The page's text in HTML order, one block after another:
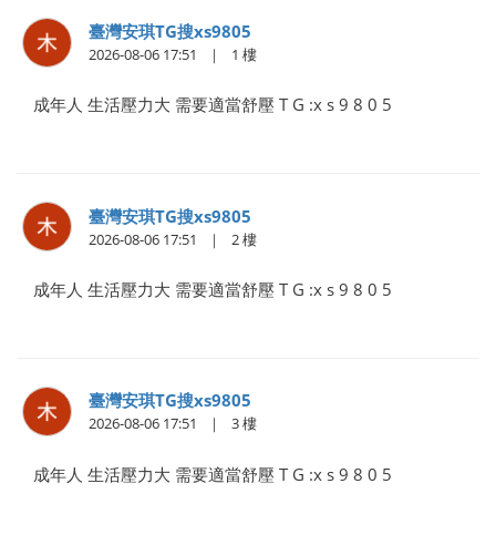
臺灣安琪TG搜xs9805
2026-08-06 17:51 1
成年人 生活壓力大 需要適當舒壓 T G :x s 9 8 0 5
臺灣安琪TG搜xs9805
2026-08-06 17:51 2
成年人 生活壓力大 需要適當舒壓 T G :x s 9 8 0 5
臺灣安琪TG搜xs9805
2026-08-06 17:51 3
成年人 生活壓力大 需要適當舒壓 T G :x s 9 8 0 5